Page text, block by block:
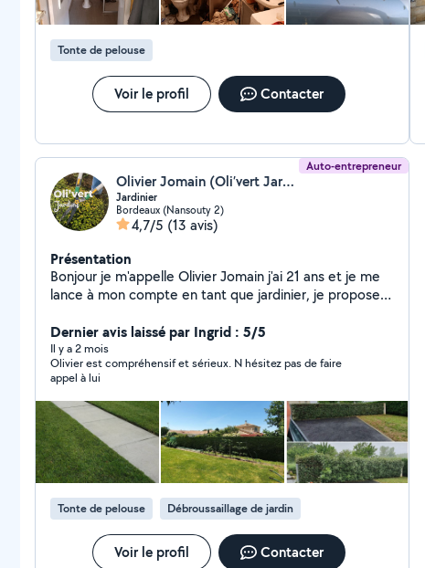
Tonte de pelouse
Voir le profil Contacter
Auto-entrepreneur
Olivier Jomain (Oli’vert Jardins)
Jardinier
Bordeaux (Nansouty 2)
4,7/5 (13 avis)
Présentation
Bonjour je m'appelle Olivier Jomain j'ai 21 ans et je me
lance à mon compte en tant que jardinier, je propose
taille de haie propre, petit abattage et évacuations des
déchets verts. disponible rapidement
Dernier avis laissé par Ingrid : 5/5
Il y a 2 mois
Olivier est compréhensif et sérieux. N hésitez pas de faire
appel à lui
Tonte de pelouse Débroussaillage de jardin
Voir le profil Contacter